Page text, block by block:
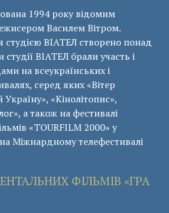
1994 року відомим
Василем Вітром.
студією ВІАТЕЛ створено понад
студії ВІАТЕЛ брали участь і
на всеукраїнських і
серед яких «Вітер
«Кінолітопис»,
а також на фестивалі
«ТОURFILM 2000» у
Міжнардному телефестивалі
ФІЛЬМІВ «ГРА